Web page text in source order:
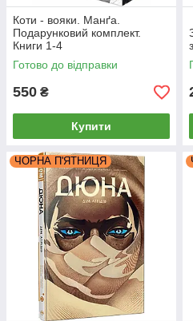
Коти - вояки. Манґа.
Подарунковий комплект.
Книги 1-4
Готово до відправки
550 ₴
Купити
ЧОРНА П'ЯТНИЦЯ